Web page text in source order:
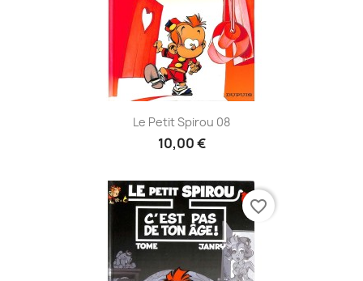
Le Petit Spirou 08
10,00 €
favorite_border